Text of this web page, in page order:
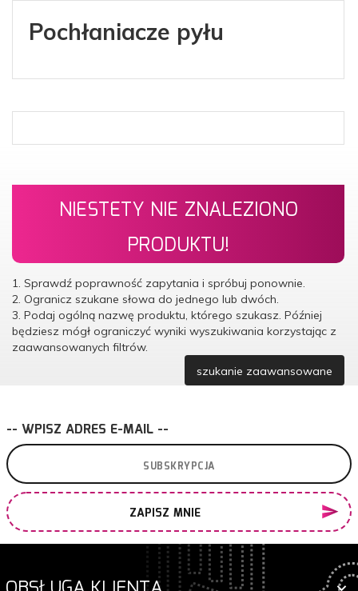
Pochłaniacze pyłu
NIESTETY NIE ZNALEZIONO
PRODUKTU!
1. Sprawdź poprawność zapytania i spróbuj ponownie.
2. Ogranicz szukane słowa do jednego lub dwóch.
3. Podaj ogólną nazwę produktu, którego szukasz. Później
będziesz mógł ograniczyć wyniki wyszukiwania korzystając z
zaawansowanych filtrów.
szukanie zaawansowane
-- WPISZ ADRES E-MAIL --
ZAPISZ MNIE